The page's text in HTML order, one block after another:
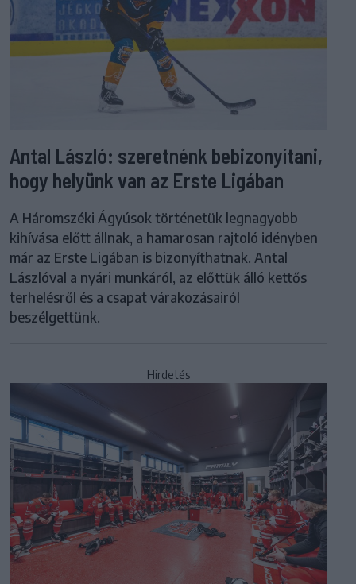
Antal László: szeretnénk bebizonyítani,
hogy helyünk van az Erste Ligában
A Háromszéki Ágyúsok történetük legnagyobb
kihívása előtt állnak, a hamarosan rajtoló idényben
már az Erste Ligában is bizonyíthatnak. Antal
Lászlóval a nyári munkáról, az előttük álló kettős
terhelésről és a csapat várakozásairól
beszélgettünk.
Hirdetés